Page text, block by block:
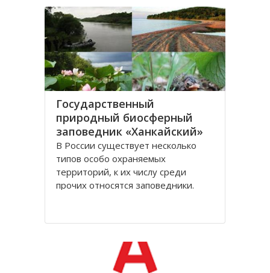
крае их шесть. Особое значение
для
Государственный
природный биосферный
заповедник «Ханкайский»
В России существует несколько
типов особо охраняемых
территорий, к их числу среди
прочих относятся заповедники.
и сейчас они составляют основу
охраны природы в целом.